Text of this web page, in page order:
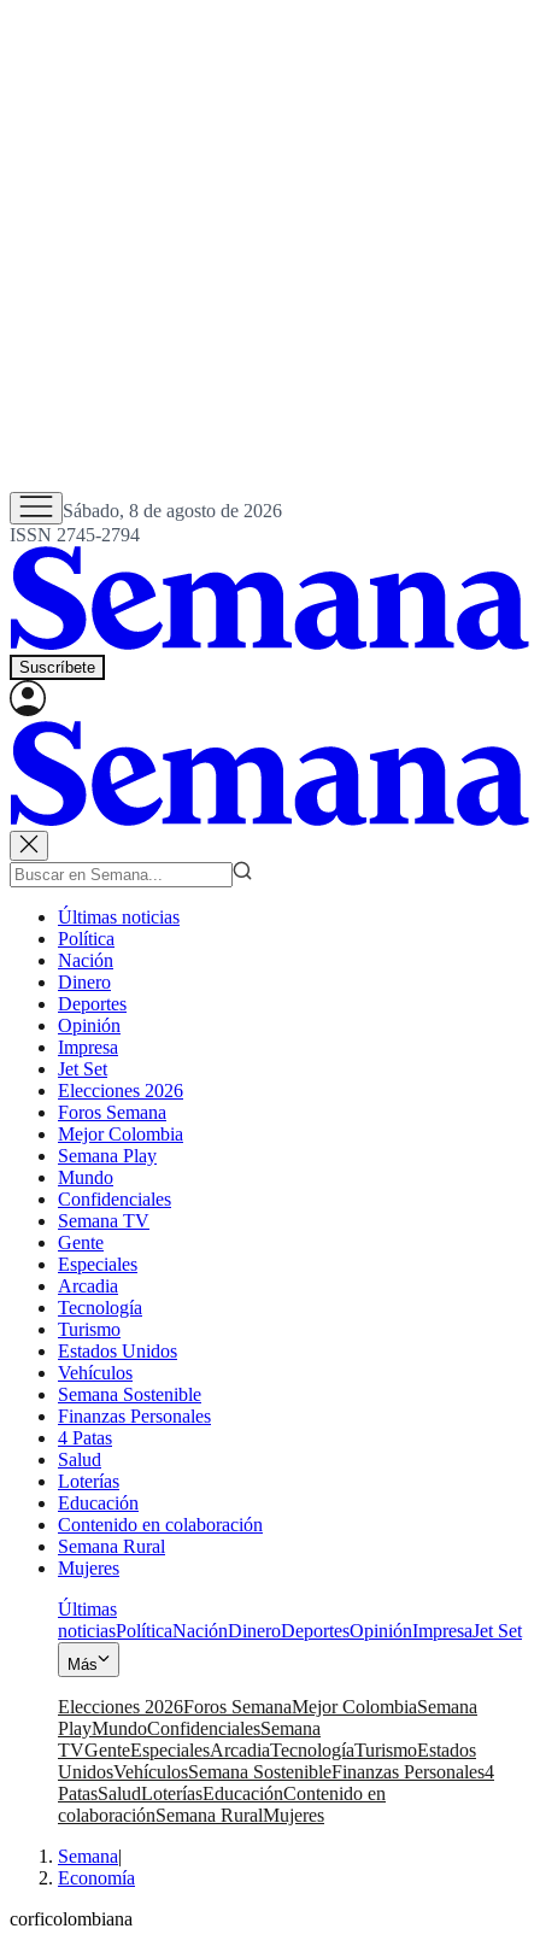
Sábado, 8 de agosto de 2026
ISSN 2745-2794
Suscríbete
Últimas noticias
Política
Nación
Dinero
Deportes
Opinión
Impresa
Jet Set
Elecciones 2026
Foros Semana
Mejor Colombia
Semana Play
Mundo
Confidenciales
Semana TV
Gente
Especiales
Arcadia
Tecnología
Turismo
Estados Unidos
Vehículos
Semana Sostenible
Finanzas Personales
4 Patas
Salud
Loterías
Educación
Contenido en colaboración
Semana Rural
Mujeres
Últimas
noticiasPolíticaNaciónDineroDeportesOpiniónImpresaJet Set
Más
Elecciones 2026Foros SemanaMejor ColombiaSemana
PlayMundoConfidencialesSemana
TVGenteEspecialesArcadiaTecnologíaTurismoEstados
UnidosVehículosSemana SostenibleFinanzas Personales4
PatasSaludLoteríasEducaciónContenido en
colaboraciónSemana RuralMujeres
Semana|
Economía
corficolombiana